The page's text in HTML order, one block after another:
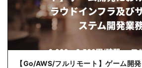
【Go/AWS/フルリモート】ゲーム開